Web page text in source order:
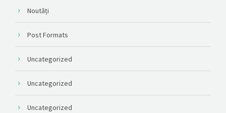
Noutăți
Post Formats
Uncategorized
Uncategorized
Uncategorized